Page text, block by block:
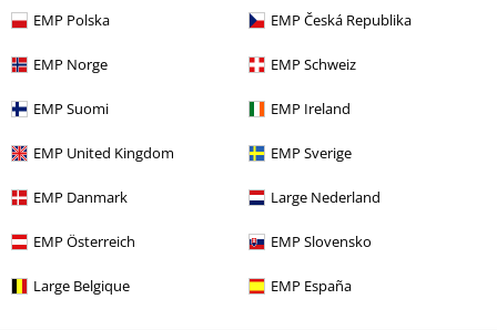
EMP Polska EMP Česká Republika
EMP Norge EMP Schweiz
EMP Suomi EMP Ireland
EMP United Kingdom EMP Sverige
EMP Danmark Large Nederland
EMP Österreich EMP Slovensko
Large Belgique EMP España
angesagtesten Bands zu feiern, dann bist du bei EMP genau richtig.
Festival Klamotten für Frauen: Stilvoll und Bequem
Frauen haben auf Festivals die Möglichkeit, ihre Kreativität voll
auszuleben. Die richtige Kombination aus Stil und Komfort ist dabei das
A und O. Ob luftige Kleider, coole Shorts oder lässige Tops – die Auswahl
ist riesig. Besonders beliebt sind Boho-Kleider mit floralen Mustern, die
sich perfekt mit Cowboy-Stiefeln und einem breiten Hut kombinieren
lassen. So bist du nicht nur gut geschützt vor der Sonne, sondern ziehst
auch alle Blicke auf dich.
Ein weiteres Must-Have sind Jeansshorts. Kombiniere sie mit einem
auffälligen Crop-Top und du hast ein lässiges, aber dennoch